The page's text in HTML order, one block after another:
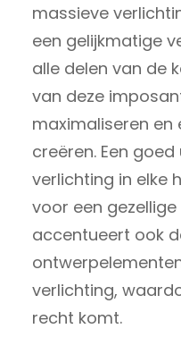
massieve
een gelijkmatige
alle delen van de
van deze
maximaliseren en
creëren. Een
verlichting in elke
voor een
accentueert ook
verlichting,
recht komt.